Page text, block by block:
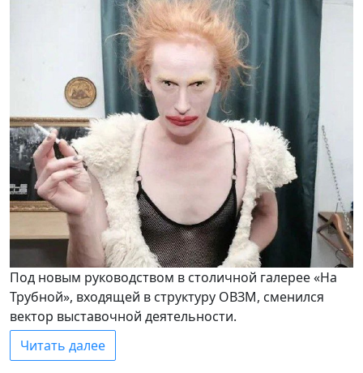
Под новым руководством в столичной галерее «На
Трубной», входящей в структуру ОВЗМ, сменился
вектор выставочной деятельности.
Читать далее